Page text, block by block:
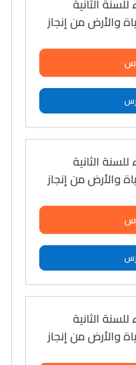
للسنة الثانية
والأرض من إنجاز
للسنة الثانية
والأرض من إنجاز
للسنة الثانية
والأرض من إنجاز